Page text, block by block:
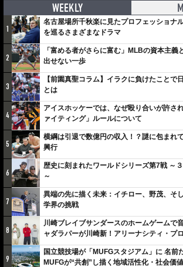
WEEKLY
1
名古屋場所千秋楽に見たプロフェッショナ
を巡るさまざまなドラマ
2
「富める者がさらに富む」MLBの資本主義
出せない一歩
3
【前園真聖コラム】イラクに負けたことで
とは
4
アイスホッケーでは、なぜ殴り合いが許
ァイティング」ルールについて
5
横綱は引退で数億円の収入！？謎に包まれ
興行
6
歴史に刻まれたワールドシリーズ第7戦 ～
～
7
異端の先に描く未来：イチロー、野茂、そ
学界の挑戦
8
川崎ブレイブサンダースのホームゲームで
ャダラパーが川崎新！アリーナシティ・プ
しみでしかないでしょ。川崎は、ずっと成
9
国立競技場が「MUFGスタジアム」に 名
MUFGが“共創”し描く地域活性化・社会価